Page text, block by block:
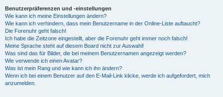
Benutzerpräferenzen und -einstellungen
Wie kann ich meine Einstellungen ändern?
Wie kann ich verhindern, dass mein Benutzername in der Online-Liste auftaucht?
Die Forenuhr geht falsch!
Ich habe die Zeitzone eingestellt, aber die Forenuhr geht immer noch falsch!
Meine Sprache steht auf diesem Board nicht zur Auswahl!
Was sind das für Bilder, die bei meinem Benutzernamen angezeigt werden?
Wie verwende ich einen Avatar?
Was ist mein Rang und wie kann ich ihn ändern?
Wenn ich bei einem Benutzer auf den E-Mail-Link klicke, werde ich aufgefordert, mich
anzumelden.